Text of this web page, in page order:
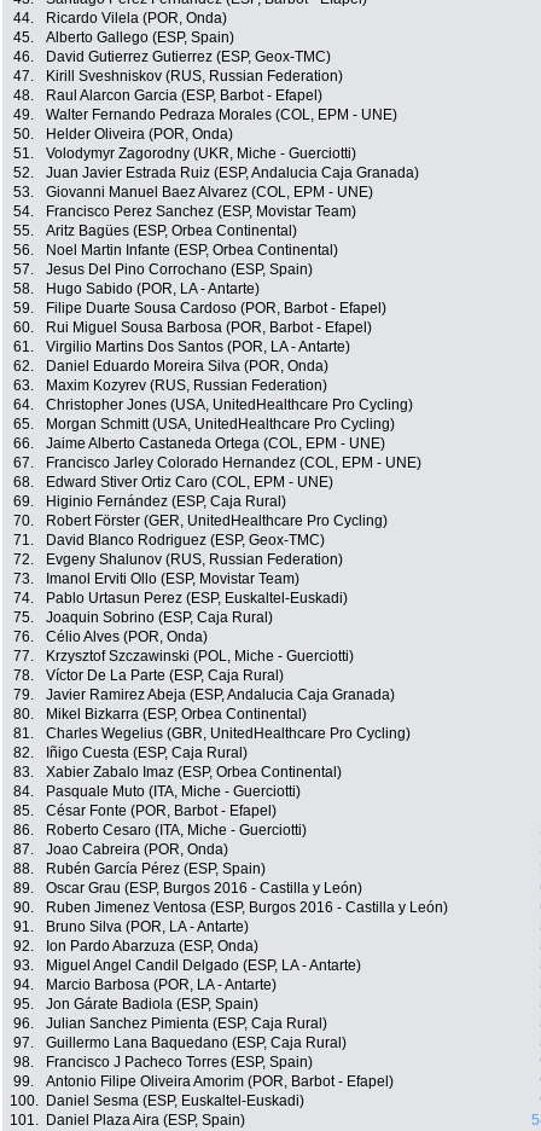
44.
Ricardo Vilela (POR, Onda)
45.
Alberto Gallego (ESP, Spain)
46.
David Gutierrez Gutierrez (ESP, Geox-TMC)
47.
Kirill Sveshniskov (RUS, Russian Federation)
48.
Raul Alarcon Garcia (ESP, Barbot - Efapel)
49.
Walter Fernando Pedraza Morales (COL, EPM - UNE)
50.
Helder Oliveira (POR, Onda)
51.
Volodymyr Zagorodny (UKR, Miche - Guerciotti)
52.
Juan Javier Estrada Ruiz (ESP, Andalucia Caja Granada)
53.
Giovanni Manuel Baez Alvarez (COL, EPM - UNE)
54.
Francisco Perez Sanchez (ESP, Movistar Team)
55.
Aritz Bagües (ESP, Orbea Continental)
56.
Noel Martin Infante (ESP, Orbea Continental)
57.
Jesus Del Pino Corrochano (ESP, Spain)
58.
Hugo Sabido (POR, LA - Antarte)
59.
Filipe Duarte Sousa Cardoso (POR, Barbot - Efapel)
60.
Rui Miguel Sousa Barbosa (POR, Barbot - Efapel)
61.
Virgilio Martins Dos Santos (POR, LA - Antarte)
62.
Daniel Eduardo Moreira Silva (POR, Onda)
63.
Maxim Kozyrev (RUS, Russian Federation)
64.
Christopher Jones (USA, UnitedHealthcare Pro Cycling)
65.
Morgan Schmitt (USA, UnitedHealthcare Pro Cycling)
66.
Jaime Alberto Castaneda Ortega (COL, EPM - UNE)
67.
Francisco Jarley Colorado Hernandez (COL, EPM - UNE)
68.
Edward Stiver Ortiz Caro (COL, EPM - UNE)
69.
Higinio Fernández (ESP, Caja Rural)
70.
Robert Förster (GER, UnitedHealthcare Pro Cycling)
71.
David Blanco Rodriguez (ESP, Geox-TMC)
72.
Evgeny Shalunov (RUS, Russian Federation)
73.
Imanol Erviti Ollo (ESP, Movistar Team)
74.
Pablo Urtasun Perez (ESP, Euskaltel-Euskadi)
75.
Joaquin Sobrino (ESP, Caja Rural)
76.
Célio Alves (POR, Onda)
77.
Krzysztof Szczawinski (POL, Miche - Guerciotti)
78.
Víctor De La Parte (ESP, Caja Rural)
79.
Javier Ramirez Abeja (ESP, Andalucia Caja Granada)
80.
Mikel Bizkarra (ESP, Orbea Continental)
81.
Charles Wegelius (GBR, UnitedHealthcare Pro Cycling)
82.
Iñigo Cuesta (ESP, Caja Rural)
83.
Xabier Zabalo Imaz (ESP, Orbea Continental)
84.
Pasquale Muto (ITA, Miche - Guerciotti)
85.
César Fonte (POR, Barbot - Efapel)
86.
Roberto Cesaro (ITA, Miche - Guerciotti)
87.
Joao Cabreira (POR, Onda)
88.
Rubén García Pérez (ESP, Spain)
89.
Oscar Grau (ESP, Burgos 2016 - Castilla y León)
90.
Ruben Jimenez Ventosa (ESP, Burgos 2016 - Castilla y León)
91.
Bruno Silva (POR, LA - Antarte)
92.
Ion Pardo Abarzuza (ESP, Onda)
93.
Miguel Angel Candil Delgado (ESP, LA - Antarte)
94.
Marcio Barbosa (POR, LA - Antarte)
95.
Jon Gárate Badiola (ESP, Spain)
96.
Julian Sanchez Pimienta (ESP, Caja Rural)
97.
Guillermo Lana Baquedano (ESP, Caja Rural)
98.
Francisco J Pacheco Torres (ESP, Spain)
99.
Antonio Filipe Oliveira Amorim (POR, Barbot - Efapel)
100.
Daniel Sesma (ESP, Euskaltel-Euskadi)
101.
Daniel Plaza Aira (ESP, Spain)